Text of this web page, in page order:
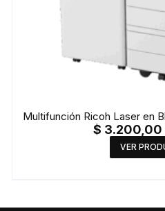
Multifunción Ricoh Laser en
$ 3.200,00
VER